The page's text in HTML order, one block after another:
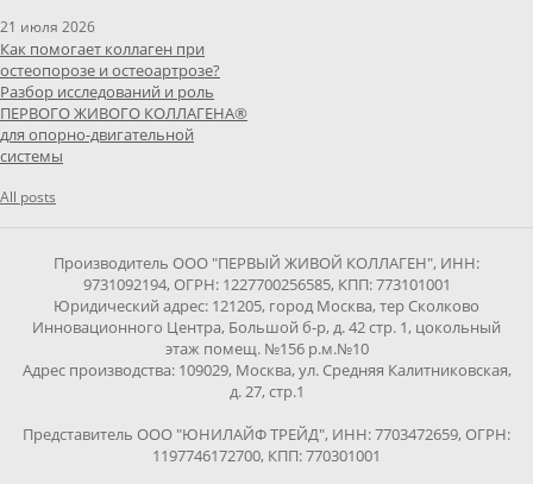
21 июля 2026
Как помогает коллаген при
остеопорозе и остеоартрозе?
Разбор исследований и роль
ПЕРВОГО ЖИВОГО КОЛЛАГЕНА®
для опорно-двигательной
системы
All posts
Производитель ООО "ПЕРВЫЙ ЖИВОЙ КОЛЛАГЕН", ИНН:
9731092194, ОГРН: 1227700256585, КПП: 773101001
Юридический адрес: 121205, город Москва, тер Сколково
Инновационного Центра, Большой б-р, д. 42 стр. 1, цокольный
этаж помещ. №156 р.м.№10
Адрес производства: 109029, Москва, ул. Средняя Калитниковская,
д. 27, стр.1
Представитель ООО "ЮНИЛАЙФ ТРЕЙД", ИНН: 7703472659, ОГРН:
1197746172700, КПП: 770301001